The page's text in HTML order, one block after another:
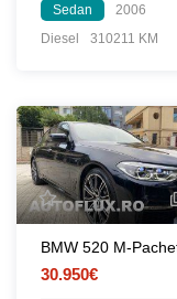
Sedan
2006
Diesel
310211 KM
30.950€